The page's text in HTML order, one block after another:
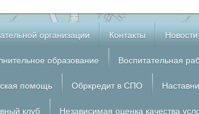
организации Контакты Новости
образование Воспитательная
помощь Обркредит в СПО
клуб Независимая оценка качества